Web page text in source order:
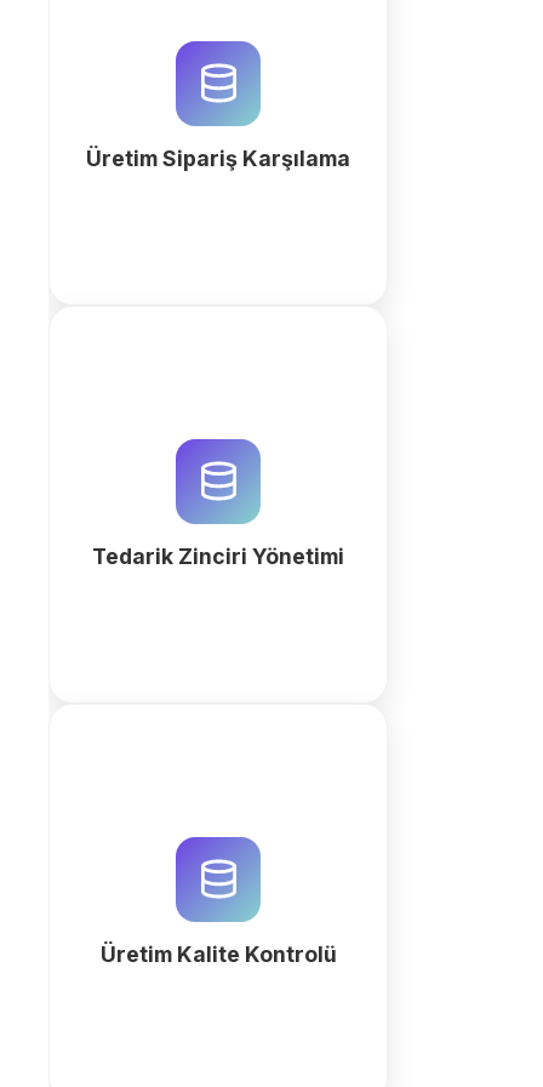
Üretim Sipariş Karşılama
süreçlerinizi QuintaDB ile
dijitalleştirin. AI destekli iş alanı
oluşturucu ile verimliliği artırın ve
operasyonel hataları sıfırlayın.
Tedarik Zinciri Yönetimi
dijitalleştirin. Tedarikçi portalları,
stok takibi ve sevkiyat
otomasyonu için özel iş alanı
oluşturun.
Üretim Kalite Kontrolü
optimize edin. AI destekli iş alanı
oluşturucu ile kalite kontrol
verilerini ve hata raporlarını tek
merkezden yönetin.